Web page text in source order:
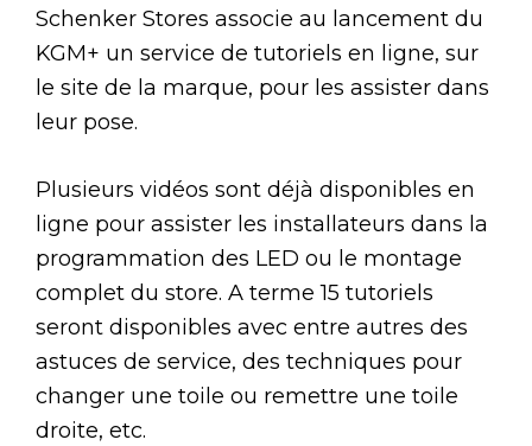
Schenker Stores associe au lancement du
KGM+ un service de tutoriels en ligne, sur
le site de la marque, pour les assister dans
leur pose.
Plusieurs vidéos sont déjà disponibles en
ligne pour assister les installateurs dans la
programmation des LED ou le montage
complet du store. A terme 15 tutoriels
seront disponibles avec entre autres des
astuces de service, des techniques pour
changer une toile ou remettre une toile
droite, etc.